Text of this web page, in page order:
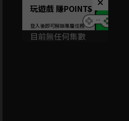
玩遊戲 賺POINTS！
目前無任何集數